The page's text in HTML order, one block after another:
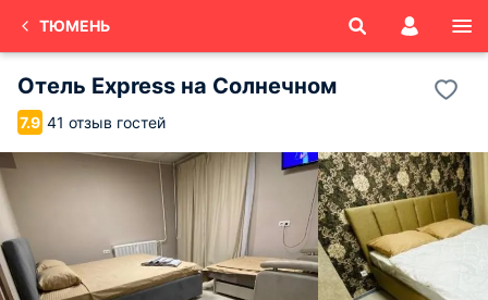
ТЮМЕНЬ
Отель Express на Солнечном
7.9 41 отзыв гостей